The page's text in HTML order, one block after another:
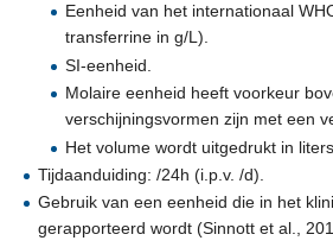
Eenheid van het internationaal
transferrine in g/L).
SI-eenheid.
Molaire eenheid heeft voorkeur
verschijningsvormen zijn met een
Het volume wordt uitgedrukt in
Tijdaanduiding: /24h (i.p.v. /d).
Gebruik van een eenheid die in het
gerapporteerd wordt (Sinnott et al.,